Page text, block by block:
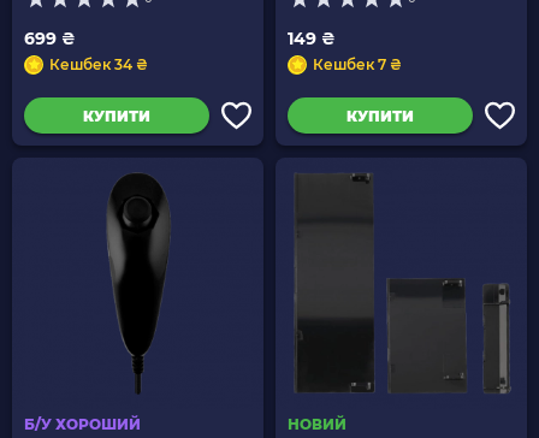
699 ₴
Кешбек 34 ₴
КУПИТИ
149 ₴
Кешбек 7 ₴
КУПИТИ
Б/У ХОРОШИЙ
НОВИЙ